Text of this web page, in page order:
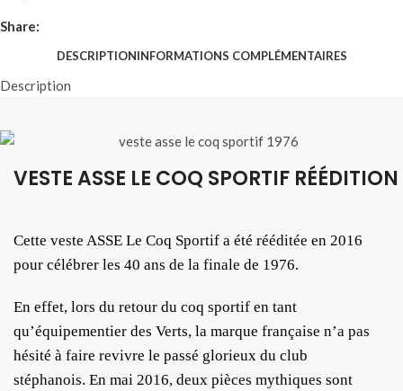
Share:
DESCRIPTIONINFORMATIONS COMPLÉMENTAIRES
Description
VESTE ASSE LE COQ SPORTIF RÉÉDITION
Cette veste ASSE Le Coq Sportif a été rééditée en 2016
pour célébrer les 40 ans de la finale de 1976.
En effet, lors du retour du coq sportif en tant
qu’équipementier des Verts, la marque française n’a pas
hésité à faire revivre le passé glorieux du club
stéphanois. En mai 2016, deux pièces mythiques sont